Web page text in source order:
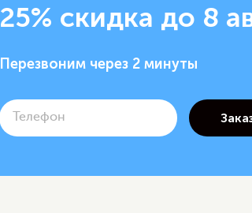
25% скидка до 8
Перезвоним через 2 минуты